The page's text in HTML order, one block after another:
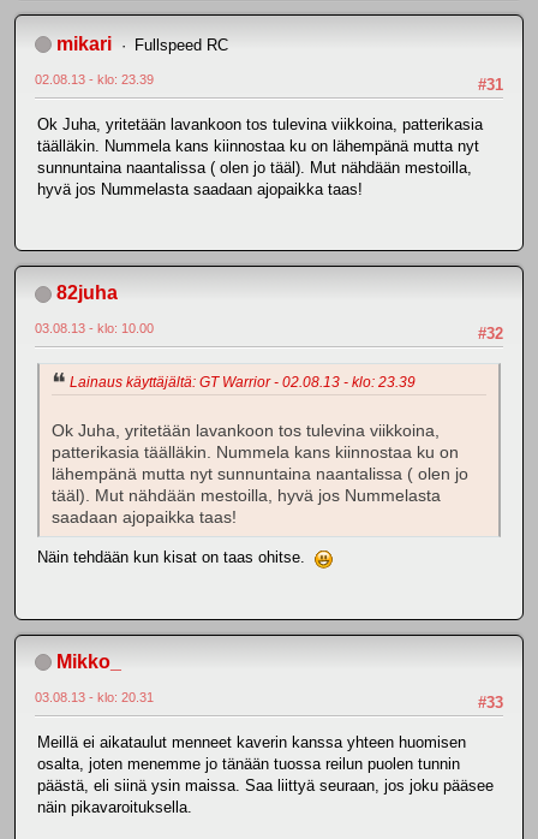
mikari Fullspeed RC
#31
02.08.13 - klo: 23.39
Ok Juha, yritetään lavankoon tos tulevina viikkoina, patterikasia
täälläkin. Nummela kans kiinnostaa ku on lähempänä mutta nyt
sunnuntaina naantalissa ( olen jo tääl). Mut nähdään mestoilla,
hyvä jos Nummelasta saadaan ajopaikka taas!
82juha
#32
03.08.13 - klo: 10.00
Lainaus käyttäjältä: GT Warrior - 02.08.13 - klo: 23.39
Ok Juha, yritetään lavankoon tos tulevina viikkoina,
patterikasia täälläkin. Nummela kans kiinnostaa ku on
lähempänä mutta nyt sunnuntaina naantalissa ( olen jo
tääl). Mut nähdään mestoilla, hyvä jos Nummelasta
saadaan ajopaikka taas!
Näin tehdään kun kisat on taas ohitse.
Mikko_
#33
03.08.13 - klo: 20.31
Meillä ei aikataulut menneet kaverin kanssa yhteen huomisen
osalta, joten menemme jo tänään tuossa reilun puolen tunnin
päästä, eli siinä ysin maissa. Saa liittyä seuraan, jos joku pääsee
näin pikavaroituksella.